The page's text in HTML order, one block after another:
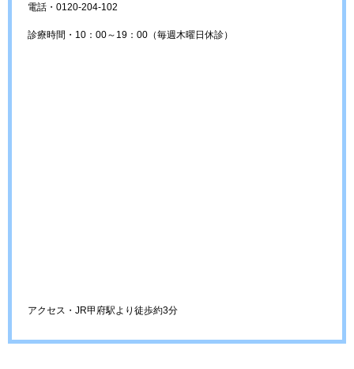
電話・0120-204-102
診療時間・10：00～19：00（毎週木曜日休診）
アクセス・JR甲府駅より徒歩約3分